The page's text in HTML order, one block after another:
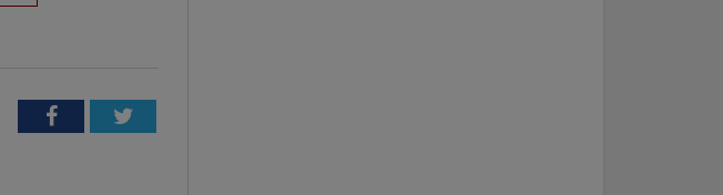
FacebookTwitter